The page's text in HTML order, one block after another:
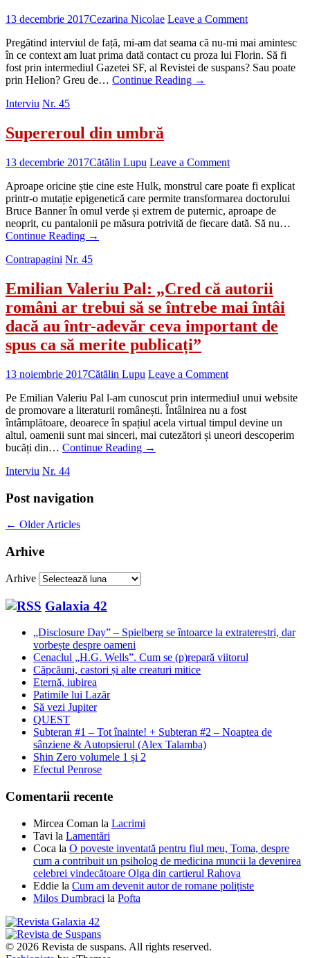
13 decembrie 2017Cezarina Nicolae Leave a Comment
Pregătind interviul de față, mi-am dat seama că nu-mi mai amintesc
în ce context am luat prima dată contact cu proza lui Florin. Să fi
fost prin intermediul Gazetei SF, al Revistei de suspans? Sau poate
prin Helion? Greu de… Continue Reading →
Interviu Nr. 45
Supereroul din umbră
13 decembrie 2017Cătălin Lupu Leave a Comment
Aproape oricine știe cine este Hulk, monstrul care poate fi explicat
printr-o mutație epigenetică care permite transformarea doctorului
Bruce Banner în omul verde și extrem de puternic, aproape de
neoprit, cu pantalonii pe măsura potrivită de fiecare dată. Să nu…
Continue Reading →
Contrapagini Nr. 45
Emilian Valeriu Pal: „Cred că autorii
români ar trebui să se întrebe mai întâi
dacă au într-adevăr ceva important de
spus ca să merite publicați”
13 noiembrie 2017Cătălin Lupu Leave a Comment
Pe Emilian Valeriu Pal l-am cunoscut prin intermediul unui website
de promovare a literaturii românești. Întâlnirea nu a fost
întâmplătoare, deoarece în spațiul acela virtual timpul devine un
altul, oamenii sunt mai sinceri, mai cutezători și uneori descoperim
bucăți din… Continue Reading →
Interviu Nr. 44
Post navigation
← Older Articles
Arhive
Arhive
Galaxia 42
„Disclosure Day” – Spielberg se întoarce la extratereștri, dar
vorbește despre oameni
Cenaclul „H.G. Wells”. Cum se (p)repară viitorul
Căpcăuni, castori și alte creaturi mitice
Eternă, iubirea
Patimile lui Lazăr
Să vezi Jupiter
QUEST
Subteran #1 – Tot înainte! + Subteran #2 – Noaptea de
sânziene & Autopsierul (Alex Talamba)
Shin Zero volumele 1 și 2
Efectul Penrose
Comentarii recente
Mircea Coman la Lacrimi
Tavi la Lamentări
Coca la O poveste inventată pentru fiul meu, Toma, despre
cum a contribuit un psiholog de medicina muncii la devenirea
celebrei vindecătoare Olga din cartierul Rahova
Eddie la Cum am devenit autor de romane polițiste
Milos Dumbraci la Pofta
© 2026 Revista de suspans. All rights reserved.